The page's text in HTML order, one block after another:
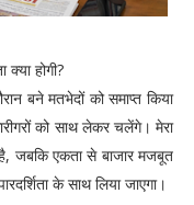
होगी?
बने मतभेदों को समाप्त किया
को साथ लेकर चलेंगे। मेरा
है, जबकि एकता से बाजार मजबूत
के साथ लिया जाएगा।